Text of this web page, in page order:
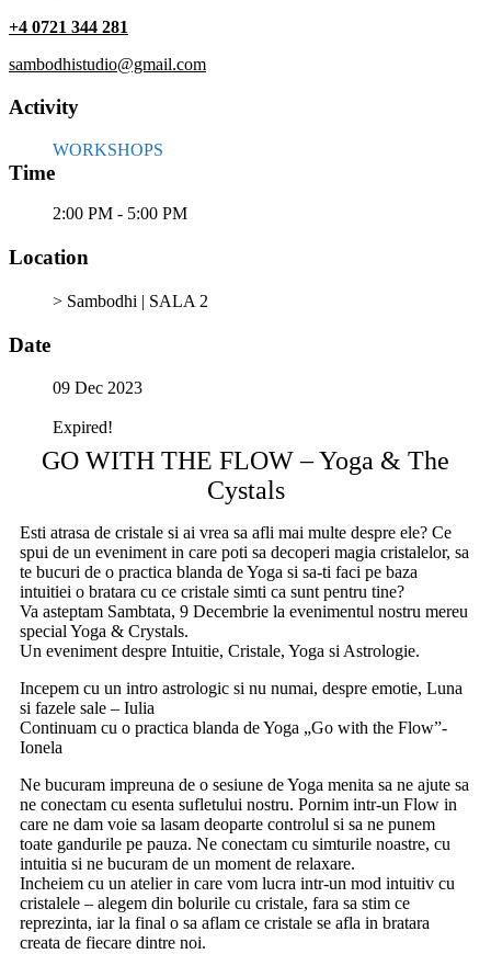
+4 0721 344 281
sambodhistudio@gmail.com
Activity
WORKSHOPS
Time
2:00 PM - 5:00 PM
Location
> Sambodhi | SALA 2
Date
09 Dec 2023
Expired!
GO WITH THE FLOW – Yoga & The
Cystals
Esti atrasa de cristale si ai vrea sa afli mai multe despre ele? Ce
spui de un eveniment in care poti sa decoperi magia cristalelor, sa
te bucuri de o practica blanda de Yoga si sa-ti faci pe baza
intuitiei o bratara cu ce cristale simti ca sunt pentru tine?
Va asteptam Sambtata, 9 Decembrie la evenimentul nostru mereu
special Yoga & Crystals.
Un eveniment despre Intuitie, Cristale, Yoga si Astrologie.
Incepem cu un intro astrologic si nu numai, despre emotie, Luna
si fazele sale – Iulia
Continuam cu o practica blanda de Yoga „Go with the Flow”-
Ionela
Ne bucuram impreuna de o sesiune de Yoga menita sa ne ajute sa
ne conectam cu esenta sufletului nostru. Pornim intr-un Flow in
care ne dam voie sa lasam deoparte controlul si sa ne punem
toate gandurile pe pauza. Ne conectam cu simturile noastre, cu
intuitia si ne bucuram de un moment de relaxare.
Incheiem cu un atelier in care vom lucra intr-un mod intuitiv cu
cristalele – alegem din bolurile cu cristale, fara sa stim ce
reprezinta, iar la final o sa aflam ce cristale se afla in bratara
creata de fiecare dintre noi.